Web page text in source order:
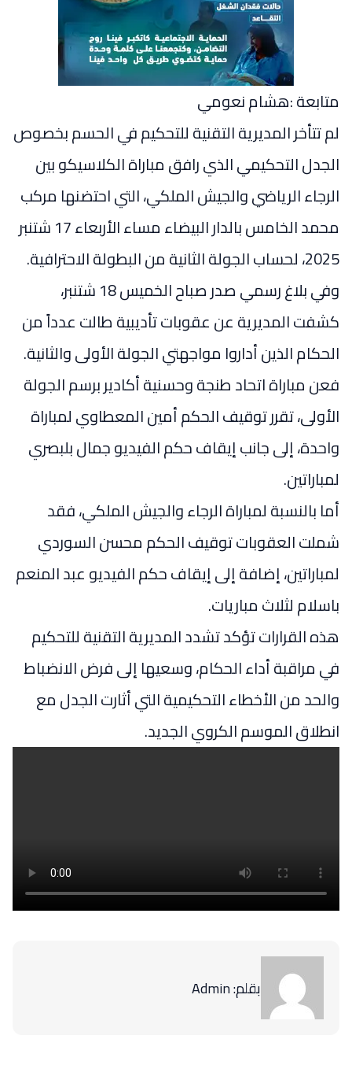
متابعة :هشام نعومي
لم تتأخر المديرية التقنية للتحكيم في الحسم بخصوص
الجدل التحكيمي الذي رافق مباراة الكلاسيكو بين
الرجاء الرياضي والجيش الملكي، التي احتضنها مركب
محمد الخامس بالدار البيضاء مساء الأربعاء 17 شتنبر
2025، لحساب الجولة الثانية من البطولة الاحترافية.
وفي بلاغ رسمي صدر صباح الخميس 18 شتنبر،
كشفت المديرية عن عقوبات تأديبية طالت عدداً من
الحكام الذين أداروا مواجهتي الجولة الأولى والثانية.
فعن مباراة اتحاد طنجة وحسنية أكادير برسم الجولة
الأولى، تقرر توقيف الحكم أمين المعطاوي لمباراة
واحدة، إلى جانب إيقاف حكم الفيديو جمال بلبصري
لمباراتين.
أما بالنسبة لمباراة الرجاء والجيش الملكي، فقد
شملت العقوبات توقيف الحكم محسن السوردي
لمباراتين، إضافة إلى إيقاف حكم الفيديو عبد المنعم
باسلام لثلاث مباريات.
هذه القرارات تؤكد تشدد المديرية التقنية للتحكيم
في مراقبة أداء الحكام، وسعيها إلى فرض الانضباط
والحد من الأخطاء التحكيمية التي أثارت الجدل مع
انطلاق الموسم الكروي الجديد.
بقلم: Admin